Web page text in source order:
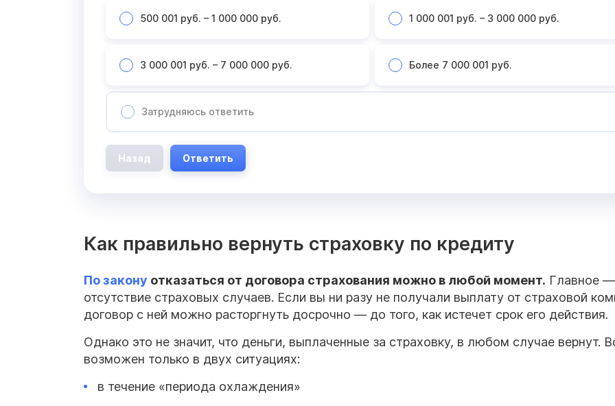
500 001 руб. – 1 000 000 руб. 1 000 001 руб. – 3 000 000 руб.
3 000 001 руб. – 7 000 000 руб. Более 7 000 001 руб.
Затрудняюсь ответить
Назад Ответить
Как правильно вернуть страховку по кредиту
По закону отказаться от договора страхования можно в любой момент. Главное —
отсутствие страховых случаев. Если вы ни разу не получали выплату от страховой
договор с ней можно расторгнуть досрочно — до того, как истечет срок его действия.
Однако это не значит, что деньги, выплаченные за страховку, в любом случае вернут.
возможен только в двух ситуациях:
в течение «периода охлаждения»